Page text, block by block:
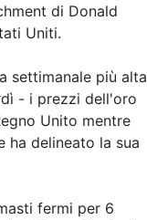
di Donald
Uniti.
settimanale più alta
- i prezzi dell'oro
Unito mentre
ha delineato la sua
fermi per 6